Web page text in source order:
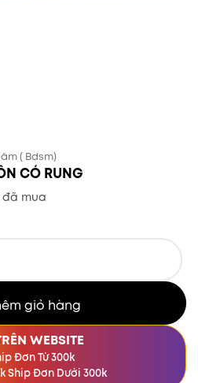
( Bdsm)
CÓ RUNG
đã mua
giỏ hàng
WEBSITE
Đơn Từ 300k
Ship Đơn Dưới 300k